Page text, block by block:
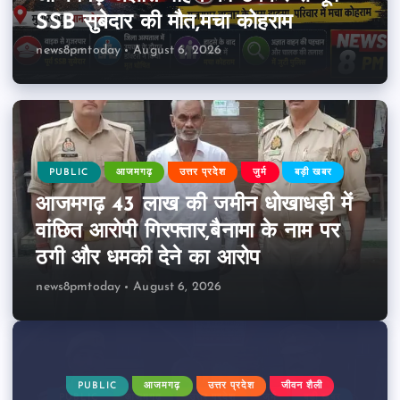
SSB सुबेदार की मौत,मचा कोहराम
news8pmtoday August 6, 2026
PUBLIC आजमगढ़ उत्तर प्रदेश जुर्म बड़ी खबर
आजमगढ़ 43 लाख की जमीन धोखाधड़ी में
वांछित आरोपी गिरफ्तार,बैनामा के नाम पर
ठगी और धमकी देने का आरोप
news8pmtoday August 6, 2026
PUBLIC आजमगढ़ उत्तर प्रदेश जीवन शैली